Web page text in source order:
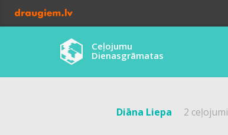
Ceļojumu
Dienasgrāmatas
Diāna Liepa 2 ceļojumi